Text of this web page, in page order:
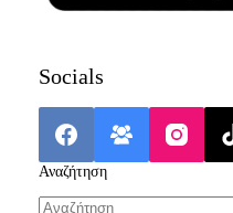
Socials
Αναζήτηση